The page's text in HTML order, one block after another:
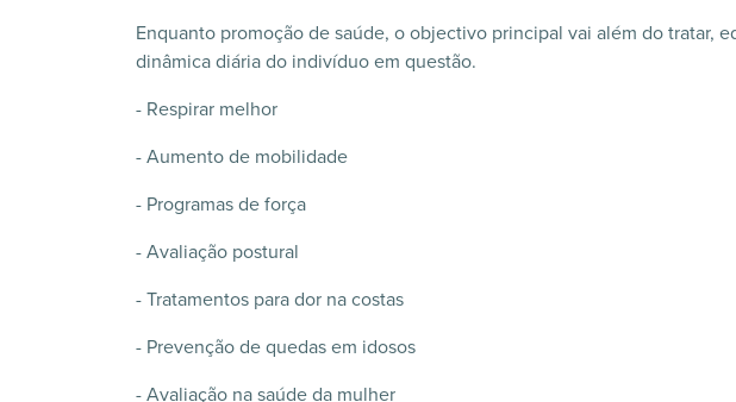
Enquanto promoção de saúde, o objectivo principal vai além do tratar,
dinâmica diária do indivíduo em questão.
- Respirar melhor
- Aumento de mobilidade
- Programas de força
- Avaliação postural
- Tratamentos para dor na costas
- Prevenção de quedas em idosos
- Avaliação na saúde da mulher